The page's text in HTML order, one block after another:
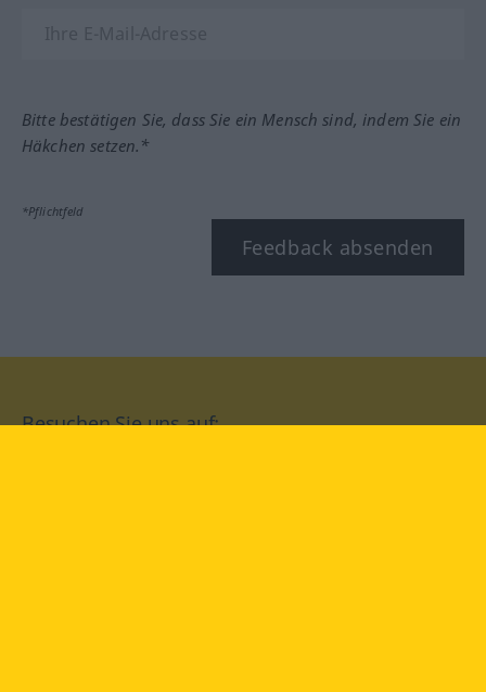
Bitte bestätigen Sie, dass Sie ein Mensch sind, indem Sie ein
Häkchen setzen.*
*Pflichtfeld
Feedback absenden
Besuchen Sie uns auf: